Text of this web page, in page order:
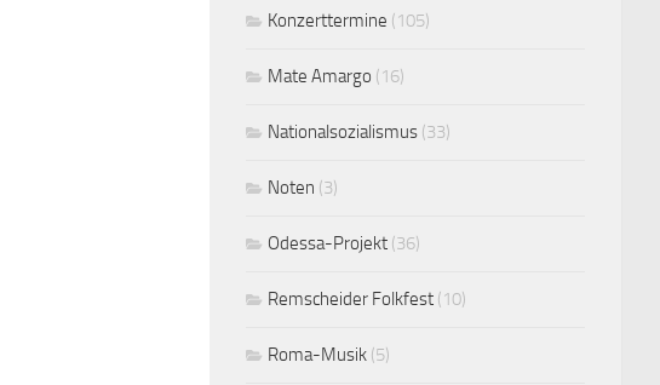
Konzerttermine (105)
Mate Amargo (16)
Nationalsozialismus (33)
Noten (3)
Odessa-Projekt (36)
Remscheider Folkfest (10)
Roma-Musik (5)